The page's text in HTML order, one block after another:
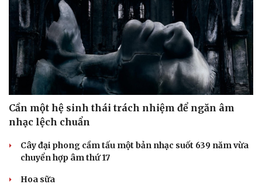
Cần một hệ sinh thái trách nhiệm để ngăn âm
nhạc lệch chuẩn
Cây đại phong cầm tấu một bản nhạc suốt 639 năm vừa
chuyển hợp âm thứ 17
Hoa sữa